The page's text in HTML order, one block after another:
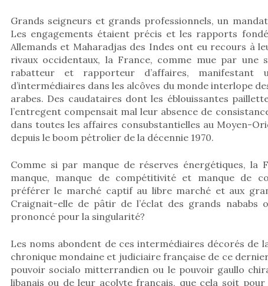
Grands seigneurs et grands professionnels, un
Les engagements étaient précis et les rapports
Allemands et Maharadjas des Indes ont eu recours à
rivaux occidentaux, la France, comme mue par
rabatteur et rapporteur d’affaires, manifestant
d’intermédiaires dans les alcôves du monde interlope
arabes. Des caudataires dont les éblouissantes
l’entregent compensait mal leur absence de
dans toutes les affaires consubstantielles au Moyen-
depuis le boom pétrolier de la décennie 1970.
Comme si par manque de réserves énergétiques, la
manque, manque de compétitivité et manque de
préférer le marché captif au libre marché et aux
Craignait-elle de pâtir de l’éclat des grands nababs
prononcé pour la singularité?
Les noms abondent de ces intermédiaires décorés de
chronique mondaine et judiciaire française de ce
pouvoir socialo mitterrandien ou le pouvoir gaullo
libanais ou de leur acolyte français, que cela soit pour